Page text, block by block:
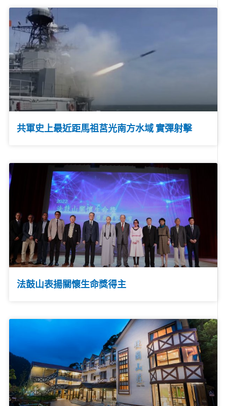
共軍史上最近距馬祖莒光南方水域 實彈射擊
法鼓山表揚關懷生命獎得主